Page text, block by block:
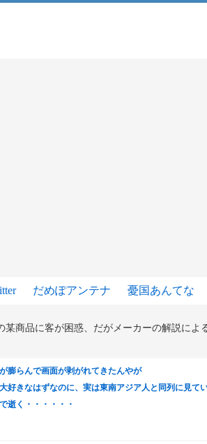
だめぽアンテナ 憂国あんてな
某商品に客が困惑、だがメーカーの解説に